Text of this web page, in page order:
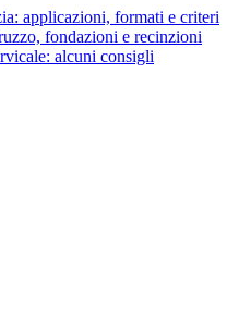
applicazioni, formati e criteri
fondazioni e recinzioni
alcuni consigli